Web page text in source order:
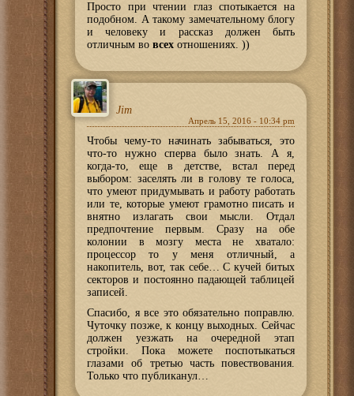
Просто при чтении глаз спотыкается на
подобном. А такому замечательному блогу
и человеку и рассказ должен быть
отличным во всех отношениях. ))
Jim
Апрель 15, 2016 - 10:34 pm
Чтобы чему-то начинать забываться, это
что-то нужно сперва было знать. А я,
когда-то, еще в детстве, встал перед
выбором: заселять ли в голову те голоса,
что умеют придумывать и работу работать
или те, которые умеют грамотно писать и
внятно излагать свои мысли. Отдал
предпочтение первым. Сразу на обе
колонии в мозгу места не хватало:
процессор то у меня отличный, а
накопитель, вот, так себе… С кучей битых
секторов и постоянно падающей таблицей
записей.
Спасибо, я все это обязательно поправлю.
Чуточку позже, к концу выходных. Сейчас
должен уезжать на очередной этап
стройки. Пока можете поспотыкаться
глазами об третью часть повествования.
Только что публиканул…